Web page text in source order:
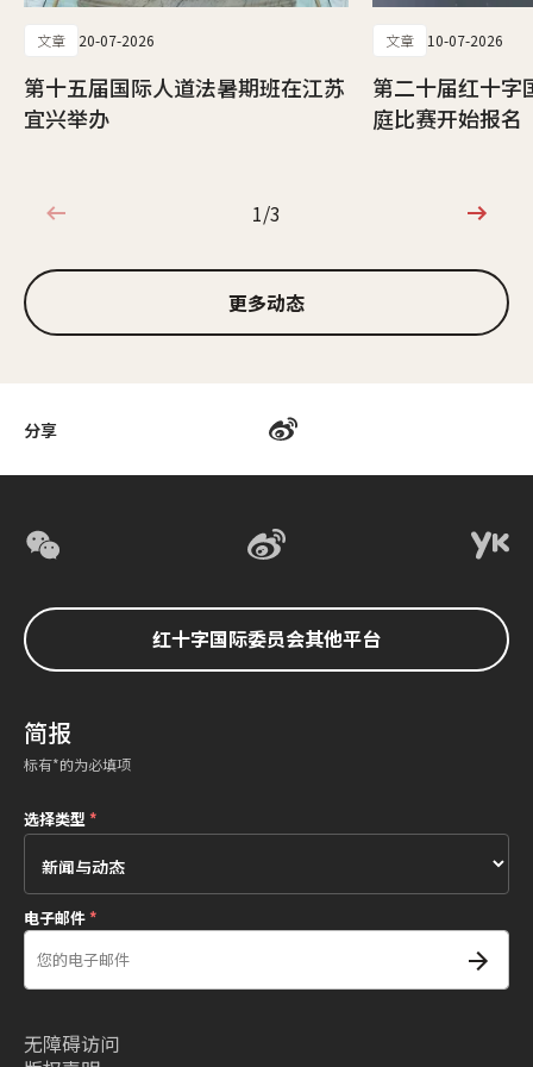
分享
文章 20-07-2026
第十五届国际人道法暑期班在江苏
宜兴举办
文章 10-07-2026
第二十届红十字
庭比赛开始报名
1/3
1/3
更多动态
红十字国际委员会其他平台
简报
标有*的为必填项
选择类型*
电子邮件*
无障碍访问